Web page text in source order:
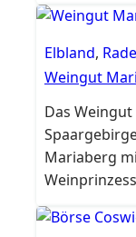
Elbland,
Weingut
Das
Mariaberg
Wein.
Ruhe der